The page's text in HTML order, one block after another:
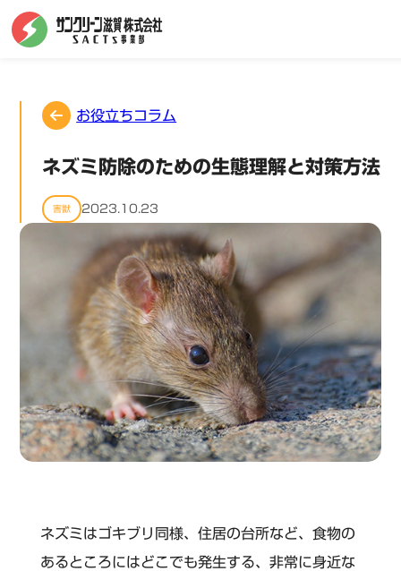
お役立ちコラム
ネズミ防除のための生態理解と対策方法
害獣 2023.10.23
ネズミはゴキブリ同様、住居の台所など、食物の
あるところにはどこでも発生する、非常に身近な